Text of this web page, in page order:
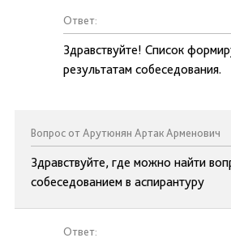
Ответ:
Здравствуйте! Список
результатам собеседования.
Вопрос от Арутюнян Артак Арменович
Здравствуйте, где можно найти
собеседованием в аспирантуру
Ответ: